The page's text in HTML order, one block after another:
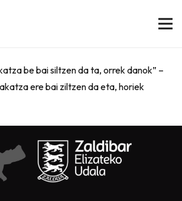
be bai siltzen da ta, orrek danok” –
ere bai ziltzen da eta, horiek